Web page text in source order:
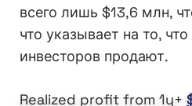
всего лишь $13,6 млн,
что указывает на то,
инвесторов продают.
Realized profit from 1y+